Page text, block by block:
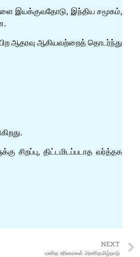
இயக்குவதோடு, இந்திய சமூகம்,
ஆதரவு ஆகியவற்றைத் தொடர்ந்து
சிறப்பு, திட்டமிடப்படாத வர்த்தக
NEXT
மனித உரிமைகள் அணிதமிழ்நாடு